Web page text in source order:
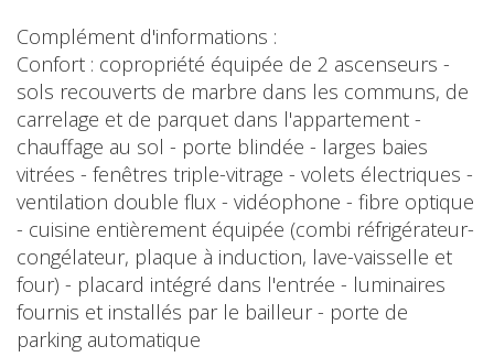
Complément d'informations :
Confort : copropriété équipée de 2 ascenseurs -
sols recouverts de marbre dans les communs, de
carrelage et de parquet dans l'appartement -
chauffage au sol - porte blindée - larges baies
vitrées - fenêtres triple-vitrage - volets électriques -
ventilation double flux - vidéophone - fibre optique
- cuisine entièrement équipée (combi réfrigérateur-
congélateur, plaque à induction, lave-vaisselle et
four) - placard intégré dans l'entrée - luminaires
fournis et installés par le bailleur - porte de
parking automatique